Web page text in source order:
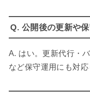
Q. 公開後の更新や
A. はい。更新代行・
など保守運用にも対応